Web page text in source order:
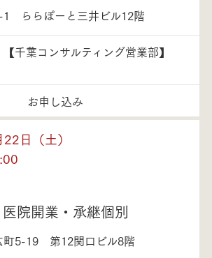
1 ららぽーと三井ビル12階
千葉コンサルティング営業部】
お申し込み
日（土）
医院開業・承継個別
町5-19 第12関口ビル8階